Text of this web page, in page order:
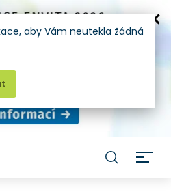
aby Vám neutekla žádná